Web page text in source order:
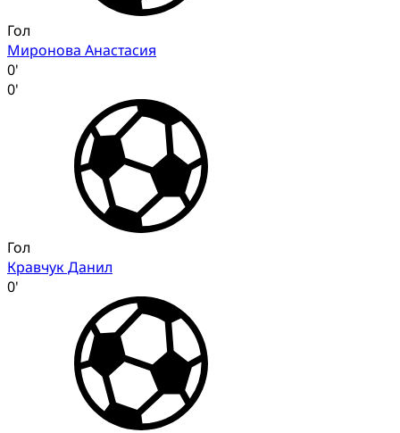
Гол
Миронова Анастасия
0'
0'
Гол
Кравчук Данил
0'